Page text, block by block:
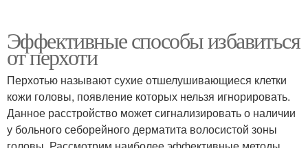
Эффективные способы избавиться
от перхоти
Перхотью называют сухие отшелушивающиеся клетки
кожи головы, появление которых нельзя игнорировать.
Данное расстройство может сигнализировать о наличии
у больного себорейного дерматита волосистой зоны